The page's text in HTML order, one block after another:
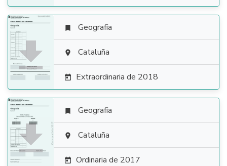

 Geografía
 Cataluña
 Extraordinaria de 2018

 Geografía
 Cataluña
 Ordinaria de 2017